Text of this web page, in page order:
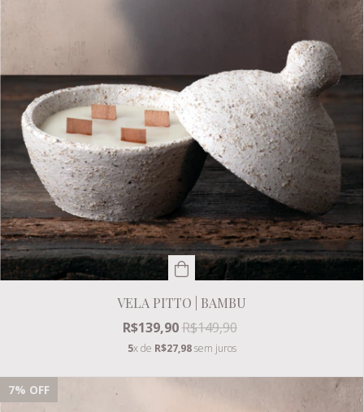
VELA PITTO | BAMBU
R$139,90R$149,90
5x de R$27,98sem juros
7% OFF